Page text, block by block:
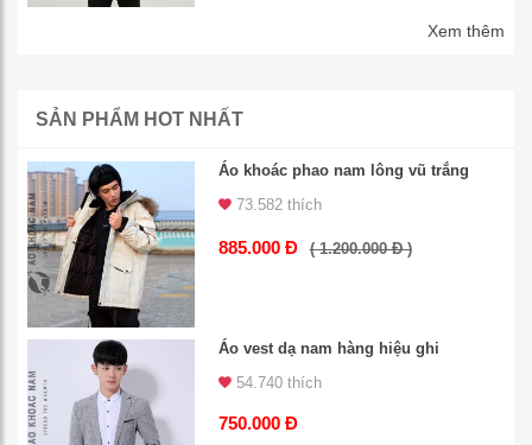
Xem thêm
SẢN PHẨM HOT NHẤT
Áo khoác phao nam lông vũ trắng
73.582 thích
885.000 Đ ( 1.200.000 Đ )
Áo vest dạ nam hàng hiệu ghi
54.740 thích
750.000 Đ